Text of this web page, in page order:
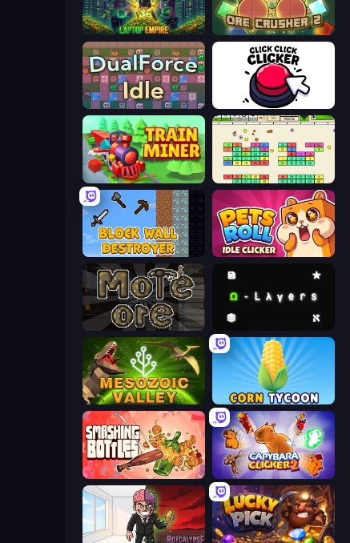
Laptop Empire OreCrusher 2
DualForce Idle Click Click Clicker
Train Miner Idle Breakout
Block Wall Destroyer Pets Roll: Idle Clicker
More Ore Omega Layers
Cell to Singularity: Mesozoic Valley Corn Tycoon
Smashing Bottles Capybara Clicker 2